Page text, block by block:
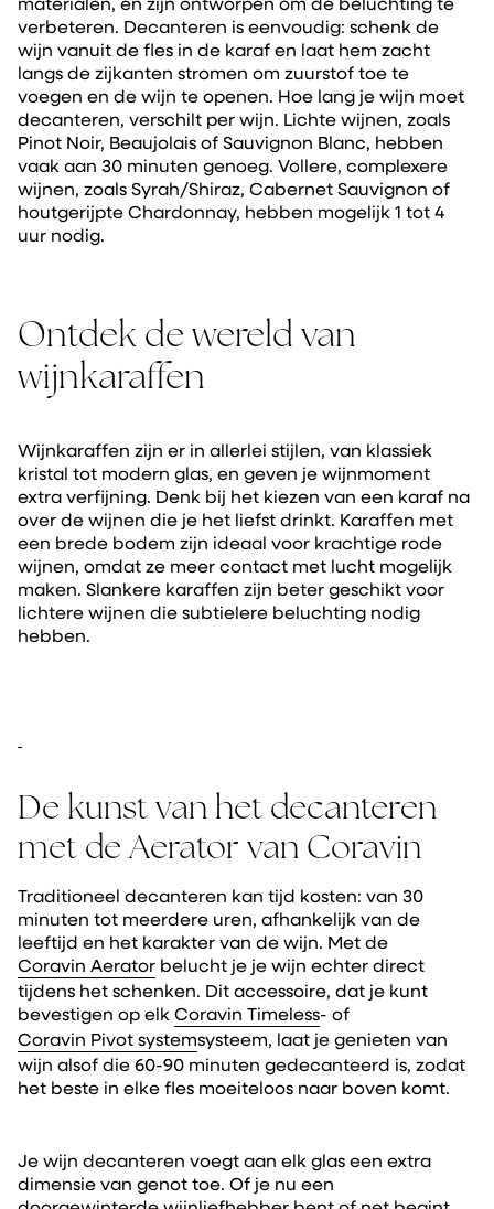
verbeteren. Decanteren is eenvoudig: schenk de
wijn vanuit de fles in de karaf en laat hem zacht
langs de zijkanten stromen om zuurstof toe te
voegen en de wijn te openen. Hoe lang je wijn moet
decanteren, verschilt per wijn. Lichte wijnen, zoals
Pinot Noir, Beaujolais of Sauvignon Blanc, hebben
vaak aan 30 minuten genoeg. Vollere, complexere
wijnen, zoals Syrah/Shiraz, Cabernet Sauvignon of
houtgerijpte Chardonnay, hebben mogelijk 1 tot 4
uur nodig.
Ontdek de wereld van
wijnkaraffen
Wijnkaraffen zijn er in allerlei stijlen, van klassiek
kristal tot modern glas, en geven je wijnmoment
extra verfijning. Denk bij het kiezen van een karaf na
over de wijnen die je het liefst drinkt. Karaffen met
een brede bodem zijn ideaal voor krachtige rode
wijnen, omdat ze meer contact met lucht mogelijk
maken. Slankere karaffen zijn beter geschikt voor
lichtere wijnen die subtielere beluchting nodig
hebben.
De kunst van het decanteren
met de Aerator van Coravin
Traditioneel decanteren kan tijd kosten: van 30
minuten tot meerdere uren, afhankelijk van de
leeftijd en het karakter van de wijn. Met de
Coravin Aerator belucht je je wijn echter direct
tijdens het schenken. Dit accessoire, dat je kunt
bevestigen op elk Coravin Timeless- of
Coravin Pivot systemsysteem, laat je genieten van
wijn alsof die 60-90 minuten gedecanteerd is, zodat
het beste in elke fles moeiteloos naar boven komt.
Je wijn decanteren voegt aan elk glas een extra
dimensie van genot toe. Of je nu een